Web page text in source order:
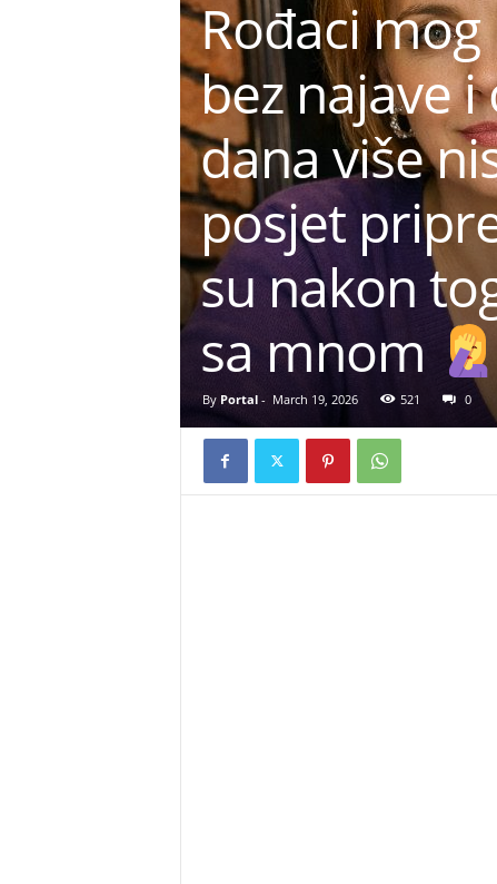
Rođaci
bez najave
dana više
posjet
su nakon
sa mnom
By Portal- March 19, 2026 521 0